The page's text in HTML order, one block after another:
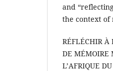
and
the context
RÉFLÉCHIR À
DE MÉMOIRE
L’AFRIQUE